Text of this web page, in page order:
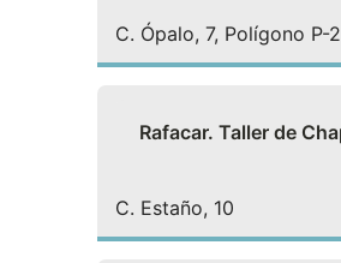
C. Ópalo, 7, Polígono P-
Rafacar. Taller de
C. Estaño, 10